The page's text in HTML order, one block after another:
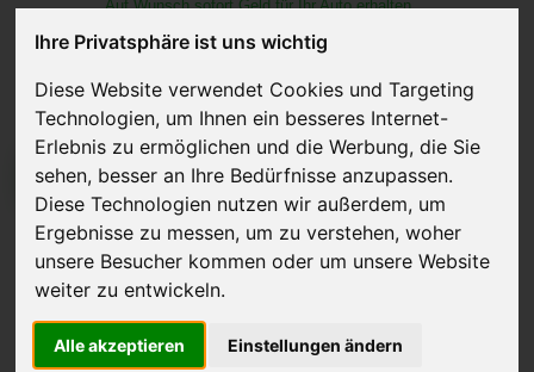
Ihre Privatsphäre ist uns wichtig
Diese Website verwendet Cookies und Targeting
Technologien, um Ihnen ein besseres Internet-
Erlebnis zu ermöglichen und die Werbung, die Sie
sehen, besser an Ihre Bedürfnisse anzupassen.
Diese Technologien nutzen wir außerdem, um
Ergebnisse zu messen, um zu verstehen, woher
unsere Besucher kommen oder um unsere Website
weiter zu entwickeln.
Alle akzeptieren Einstellungen ändern
Auf Wunsch sofort Geld für Ihr Auto erhalten
JETZT KOSTENLOSE BEWERTUNG
Kostenloses Angebotfür den Ankauf Ihres Autos inklusive der
Abholung, auf Wunsch sofort Geld. Ihre Daten werden nicht mit Dritten
Wir garantieren 100% Sicherheit.